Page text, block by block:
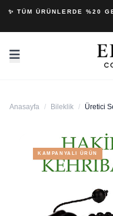
✨ TÜM ÜRÜNLERDE %20
Anasayfa / Bileklik / Üretici
KAMPANYALI ÜRÜN